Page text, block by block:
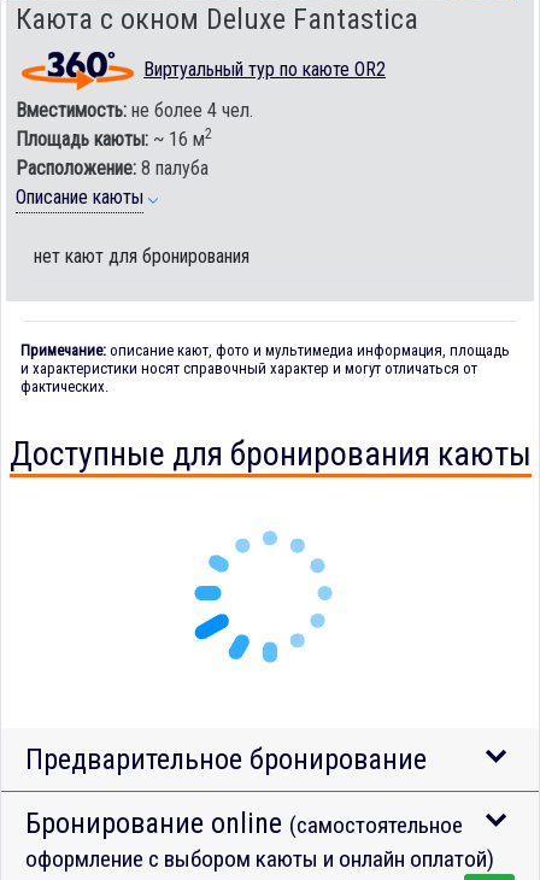
Каюта с окном Deluxe Fantastica
Виртуальный тур по каюте OR2
Вместимость: не более 4 чел.
Площадь каюты: ~ 16 м2
Расположение: 8 палуба
Описание каюты
нет кают для бронирования
Примечание: описание кают, фото и мультимедиа информация, площадь
и характеристики носят справочный характер и могут отличаться от
фактических.
Доступные для бронирования каюты
Предварительное бронирование
Бронирование online (самостоятельное
оформление с выбором каюты и онлайн оплатой)